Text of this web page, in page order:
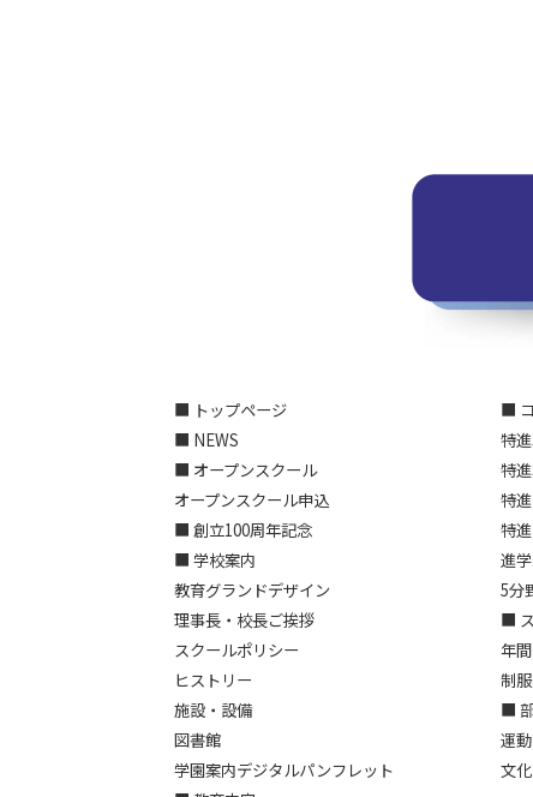
■ トップページ
■ NEWS
■ オープンスクール
オープンスクール申込
■ 創立100周年記念
■ 学校案内
教育グランドデザイン
理事長・校長ご挨拶
スクールポリシー
ヒストリー
施設・設備
図書館
学園案内デジタルパンフレット
■
特
特
特
特
進
5分
■
年
制
■
運
文